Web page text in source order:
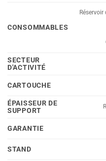
CONSOMMABLES
SECTEUR
D'ACTIVITÉ
CARTOUCHE
ÉPAISSEUR DE
SUPPORT
GARANTIE
STAND